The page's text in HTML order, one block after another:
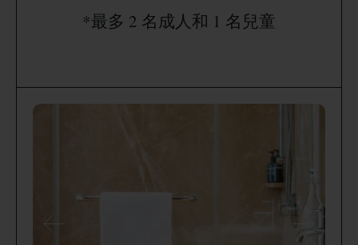
*最多 2 名成人和 1 名兒童